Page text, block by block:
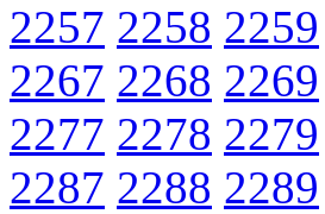
2257 2258 2259
2267 2268 2269
2277 2278 2279
2287 2288 2289